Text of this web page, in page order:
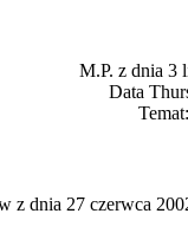
M.P. z dnia 3
Data
z dnia 27 czerwca